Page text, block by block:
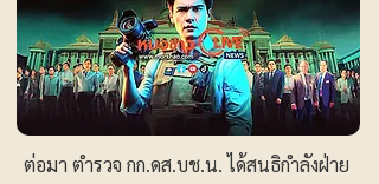
ต่อมา ตำรวจ กก.ดส.บช.น. ได้สนธิกำลังฝ่าย